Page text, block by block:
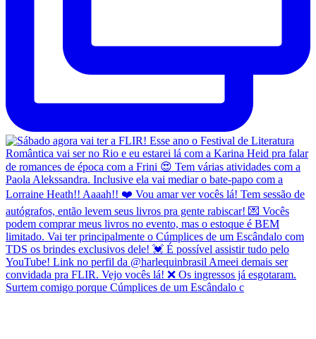
Surtem comigo porque Cúmplices de um Escândalo c